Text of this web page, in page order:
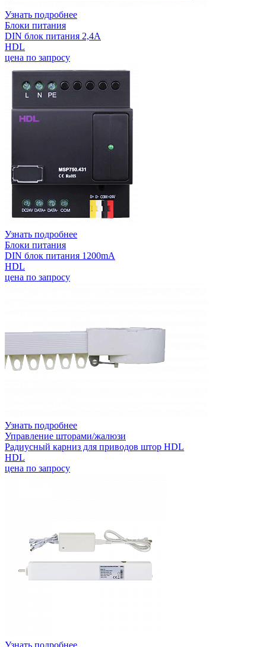
Узнать подробнее
Блоки питания
DIN блок питания 2,4А
HDL
цена по запросу
Узнать подробнее
Блоки питания
DIN блок питания 1200mA
HDL
цена по запросу
Узнать подробнее
Управление шторами/жалюзи
Радиусный карниз для приводов штор HDL
HDL
цена по запросу
Узнать подробнее